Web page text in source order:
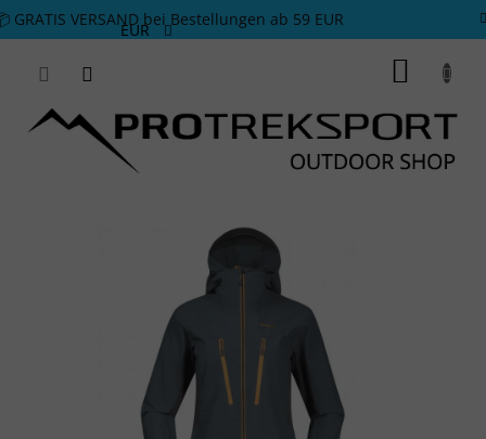
Zum Inhalt springen
GRATIS VERSAND bei Bestellungen ab 59 EUR
EUR